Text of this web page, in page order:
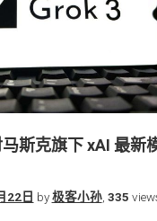
斯克旗下 xAI 最新
22日 by极客小孙, 335